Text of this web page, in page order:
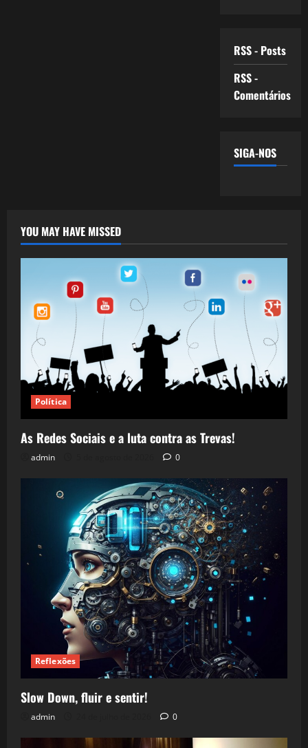
RSS - Posts
RSS -
Comentários
SIGA-NOS
YOU MAY HAVE MISSED
Política
As Redes Sociais e a luta contra as Trevas!
admin 0
Reflexões
Slow Down, fluir e sentir!
admin 0